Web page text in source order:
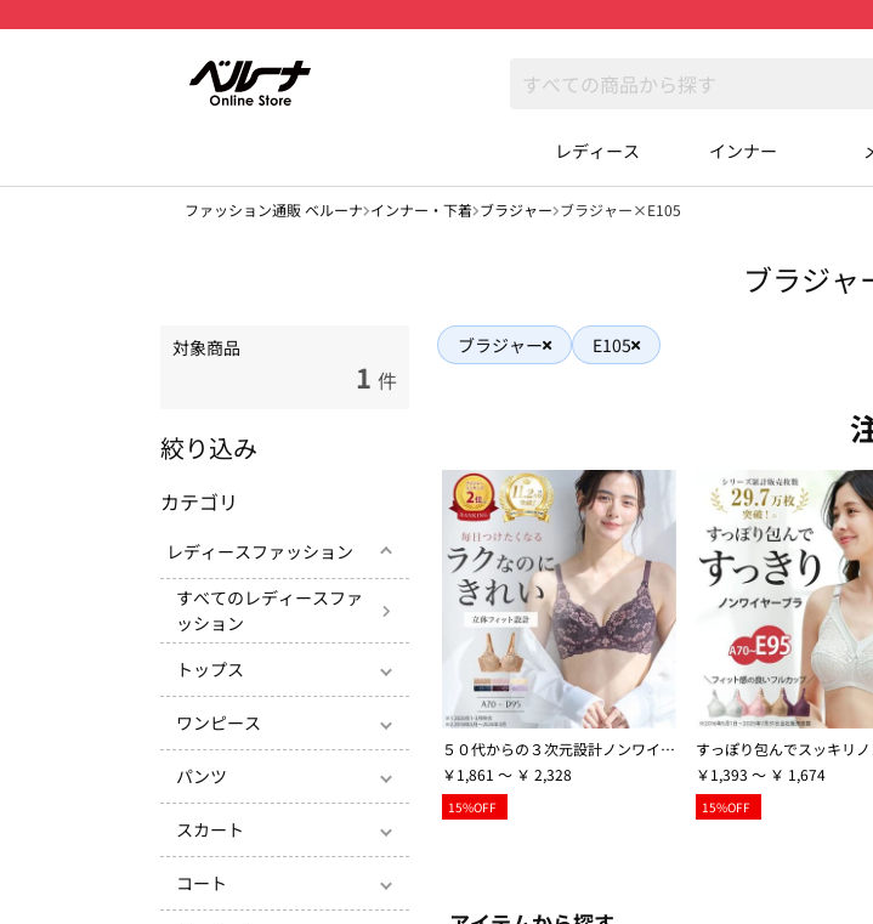
レディース インナー
ファッション通販 ベルーナ インナー・下着 ブラジャー ブラジャー×E105
ブラジャ
対象商品
1 件
絞り込み
カテゴリ
レディースファッション
すべてのレディースファ
ッション
トップス
ワンピース
パンツ
スカート
コート
ブラジャー E105
５０代からの３次元設計ノンワイヤーブラ【Ａ７０～Ｄ９５】
￥1,861 ～ ￥ 2,328
15%OFF
￥1,393 ～ ￥ 1,674
15%OFF